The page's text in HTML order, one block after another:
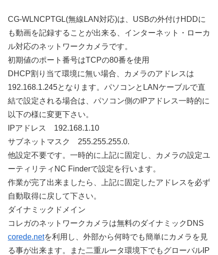
CG-WLNCPTGL(無線LAN対応)は、USBの外付けHDDに
も動画を記録することが出来る、インターネット・ローカ
ル対応のネットワークカメラです。
初期値のポート番号はTCPの80番を使用
DHCP割り当て環境に無い場合、カメラのアドレスは
192.168.1.245となります。パソコンとLANケーブルで直
結で設定される場合は、パソコン側のIPアドレス一時的に
以下の様に変更下さい。
IPアドレス 192.168.1.10
サブネットマスク 255.255.255.0.
他設定不要です。一時的に上記に固定し、カメラの設定ユ
ーティリティNC Finderで設定を行います。
作業が完了出来ましたら、上記に固定したアドレスを必ず
自動取得に戻して下さい。
ダイナミックドメイン
コレガのネットワークカメラは無料のダイナミックDNS
corede.netを利用し、外部から何時でも簡単にカメラを見
る事が出来ます。また二重ルータ環境下でもグローバルIP